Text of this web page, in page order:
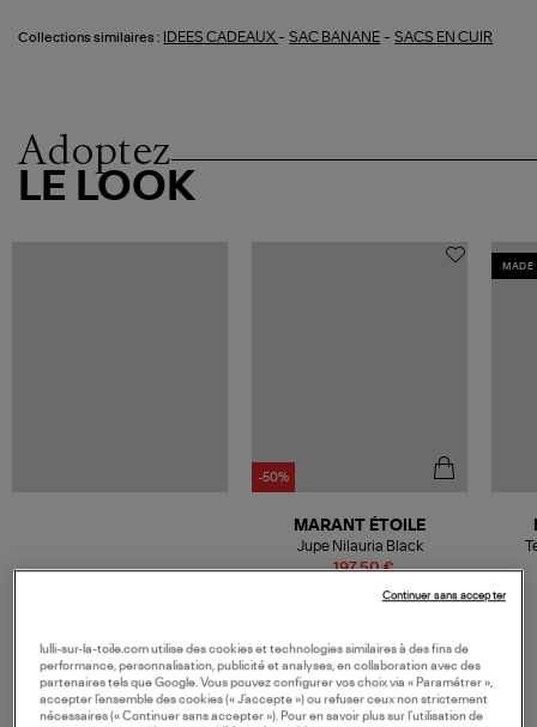
Collections similaires : IDEES CADEAUX -SAC BANANE -SACS EN CUIR
Adoptez
LE LOOK
-50%
197,50 €
MARANT ÉTOILE
Jupe Nilauria Black
MADE
VOS DERNIERS PRODUITS VUS
lulli-sur-la-toile.com utilise des cookies et technologies similaires à des fins de
performance, personnalisation, publicité et analyses, en collaboration avec des
partenaires tels que Google. Vous pouvez configurer vos choix via « Paramétrer »,
accepter l’ensemble des cookies (« J’accepte ») ou refuser ceux non strictement
nécessaires (« Continuer sans accepter »). Pour en savoir plus sur l’utilisation de
Continuer sans accepter